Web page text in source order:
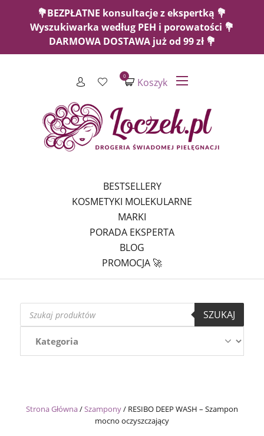
💐BEZPŁATNE konsultacje z ekspertką 💐
Wyszukiwarka według PEH i porowatości 💐
DARMOWA DOSTAWA już od 99 zł 💐
Koszyk
0
BESTSELLERY
KOSMETYKI MOLEKULARNE
MARKI
PORADA EKSPERTA
BLOG
PROMOCJA 🚀
Wyszukiwarka
produktów
SZUKAJ
Strona Główna/Szampony/ RESIBO DEEP WASH – Szampon
mocno oczyszczający